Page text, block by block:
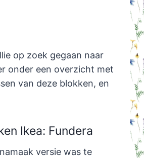
op zoek gegaan naar
onder een overzicht met
van deze blokken, en
Ikea: Fundera
versie was te